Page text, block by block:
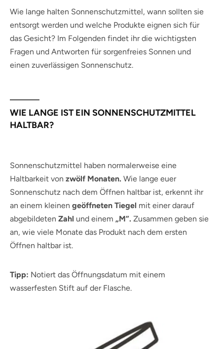
Wie lange halten Sonnenschutzmittel, wann sollten sie
entsorgt werden und welche Produkte eignen sich für
das Gesicht? Im Folgenden findet ihr die wichtigsten
Fragen und Antworten für sorgenfreies Sonnen und
einen zuverlässigen Sonnenschutz.
WIE LANGE IST EIN SONNENSCHUTZMITTEL
HALTBAR?
Sonnenschutzmittel haben normalerweise eine
Haltbarkeit von zwölf Monaten. Wie lange euer
Sonnenschutz nach dem Öffnen haltbar ist, erkennt ihr
an einem kleinen geöffneten Tiegel mit einer darauf
abgebildeten Zahl und einem „M”. Zusammen geben sie
an, wie viele Monate das Produkt nach dem ersten
Öffnen haltbar ist.
Tipp: Notiert das Öffnungsdatum mit einem
wasserfesten Stift auf der Flasche.